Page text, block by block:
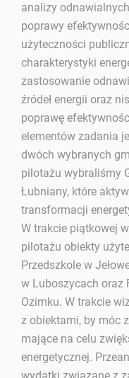
analizy
poprawy
użyteczności
charakterystyki
zastosowanie
źródeł energii oraz
poprawę
elementów zadania
dwóch wybranych
pilotażu wybraliśmy
Łubniany, które
transformacji
W trakcie piątkowej
pilotażu obiekty
Przedszkole w
w Luboszycach oraz
Ozimku. W trakcie
z obiektami, by móc
mające na celu
energetycznej.